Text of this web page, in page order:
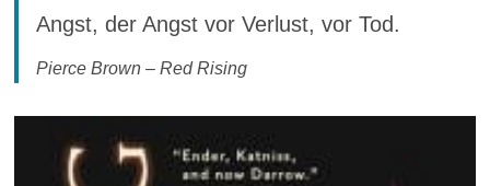
Angst, der Angst vor Verlust, vor Tod.
Pierce Brown – Red Rising